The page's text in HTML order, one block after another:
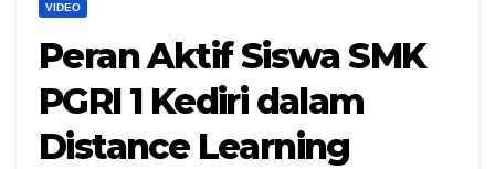
VIDEO
Peran Aktif Siswa SMK
PGRI 1 Kediri dalam
Distance Learning